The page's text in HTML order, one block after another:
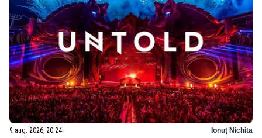
9 aug. 2026, 20:24 Ionuț Nichita